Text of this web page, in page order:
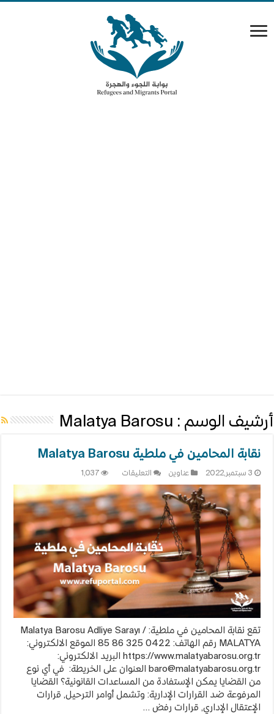
أرشيف الوسم : Malatya Barosu
نقابة المحامين في ملطية Malatya Barosu
3 سبتمبر,2022 عناوين التعليقات
المحامين
ملطية
Malatya
Barosu
مغلقة
1,037
تقع نقابة المحامين في ملطية: Malatya Barosu Adliye Sarayı /
MALATYA رقم الهاتف: 0422 325 86 85 الموقع الالكتروني:
https://www.malatyabarosu.org.tr البريد الالكتروني:
baro@malatyabarosu.org.tr
العنوان على الخريطة: في أي نوع
من القضايا يمكن الإستفادة من المساعدات القانونية؟ القضايا
المرفوعة ضد القرارات الإدارية: وتشمل أوامر الترحيل, قرارات
الإعتقال الإداري, قرارات رفض …